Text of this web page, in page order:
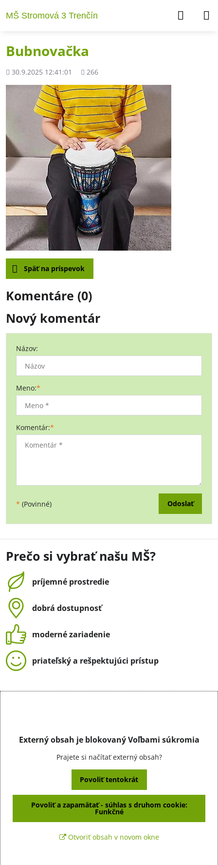
MŠ Stromová 3 Trenčín
Bubnovačka
Pridané
30.9.2025 12:41:01
Počet
266
Späť na príspevok
Komentáre (0)
Nový komentár
Názov:
Meno:*
Komentár:*
* (Povinné) Odoslať
Prečo si vybrať našu MŠ?
príjemné prostredie
dobrá dostupnosť
moderné zariadenie
priateľský a rešpektujúci prístup
Externý obsah je blokovaný Voľbami súkromia
Prajete si načítať externý obsah?
Povoliť tentokrát
Povoliť a zapamätať - súhlas s druhom cookie:
Funkčné
Otvoriť obsah v novom okne